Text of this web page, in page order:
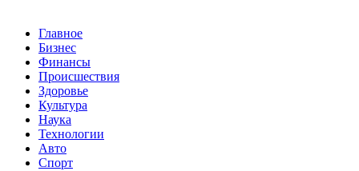
Главное
Бизнес
Финансы
Происшествия
Здоровье
Культура
Наука
Технологии
Авто
Спорт